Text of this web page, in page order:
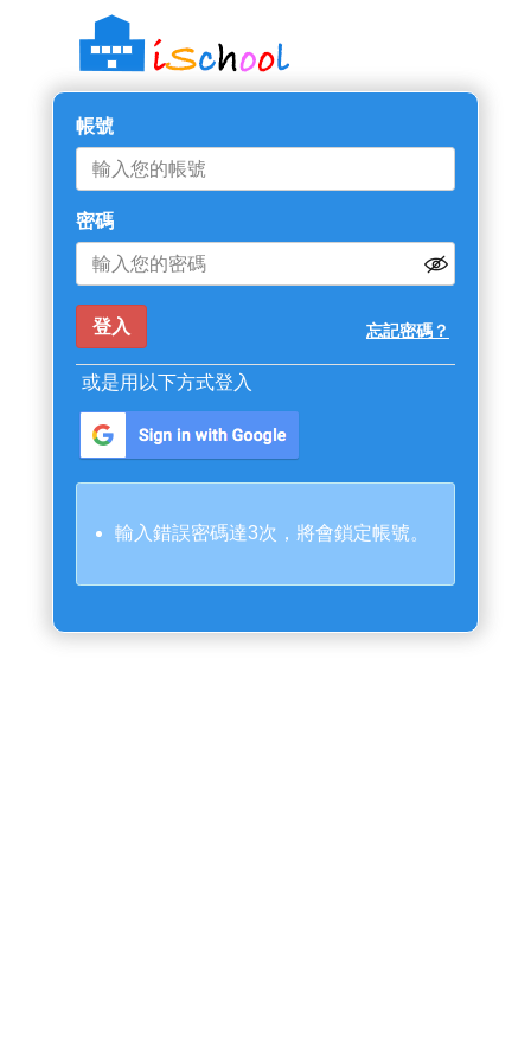
帳號
密碼
忘記密碼？
或是用以下方式登入
輸入錯誤密碼達3次，將會鎖定帳號。